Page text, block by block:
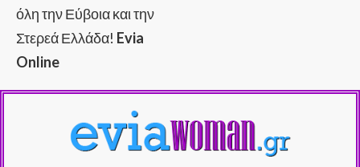
όλη την Εύβοια και την
Στερεά Ελλάδα! Evia
Online